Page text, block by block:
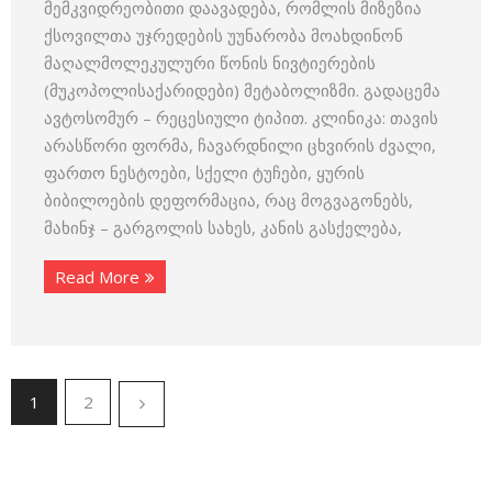
მემკვიდრეობითი დაავადება, რომლის მიზეზია
ქსოვილთა უჯრედების უუნარობა მოახდინონ
მაღალმოლეკულური წონის ნივტიერების
(მუკოპოლისაქარიდები) მეტაბოლიზმი. გადაცემა
ავტოსომურ – რეცესიული ტიპით. კლინიკა: თავის
არასწორი ფორმა, ჩავარდნილი ცხვირის ძვალი,
ფართო ნესტოები, სქელი ტუჩები, ყურის
ბიბილოების დეფორმაცია, რაც მოგვაგონებს,
მახინჯ – გარგოლის სახეს, კანის გასქელება,
Read More
1 2